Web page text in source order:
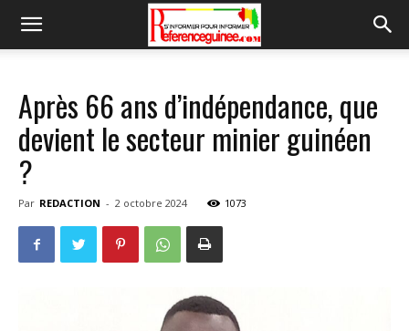
Après 66 ans d’indépendance, que
devient le secteur minier guinéen
?
Par REDACTION - 2 octobre 2024 1073